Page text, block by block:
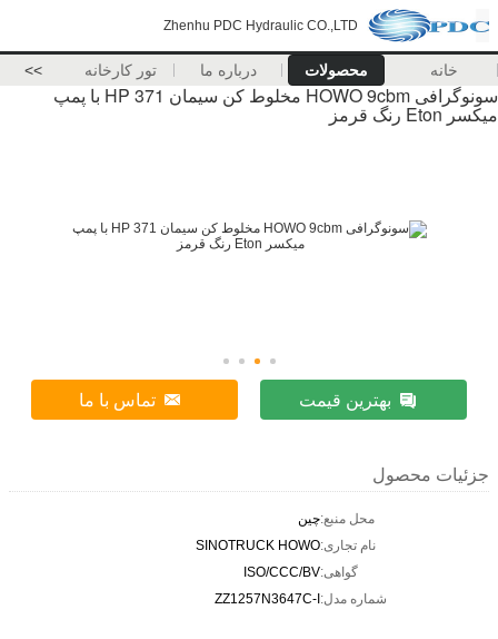
Zhenhu PDC Hydraulic CO.,LTD
خانه محصولات درباره ما تور کارخانه >>
سونوگرافی HOWO 9cbm مخلوط کن سیمان 371 HP با پمپ
میکسر Eton رنگ قرمز
بهترین قیمت تماس با ما
جزئیات محصول
محل منبع:چین
نام تجاری:SINOTRUCK HOWO
گواهی:ISO/CCC/BV
شماره مدل: ZZ1257N3647C-I